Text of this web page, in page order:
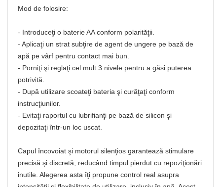
Mod de folosire:
- Introduceţi o baterie AA conform polarităţii.
- Aplicaţi un strat subţire de agent de ungere pe bază de
apă pe vârf pentru contact mai bun.
- Porniţi şi reglaţi cel mult 3 nivele pentru a găsi puterea
potrivită.
- După utilizare scoateţi bateria şi curăţaţi conform
instrucţiunilor.
- Evitaţi raportul cu lubrifianţi pe bază de silicon şi
depozitaţi într-un loc uscat.
Capul încovoiat şi motorul silenţios garantează stimulare
precisă şi discretă, reducând timpul pierdut cu repoziţionări
inutile. Alegerea asta îţi propune control real asupra